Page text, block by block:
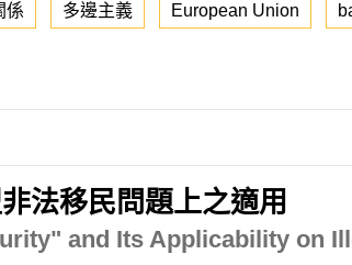
係 多邊主義 European Union
法移民問題上之適用
and Its Applicability on